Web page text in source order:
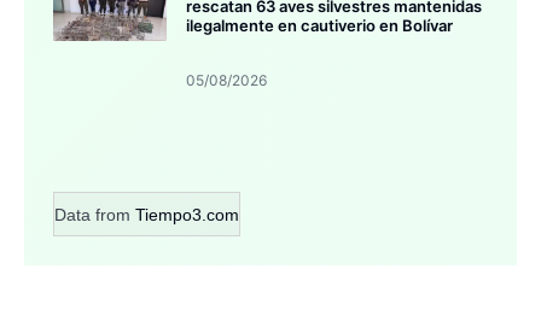
rescatan 63 aves silvestres mantenidas
ilegalmente en cautiverio en Bolívar
05/08/2026
Data from Tiempo3.com